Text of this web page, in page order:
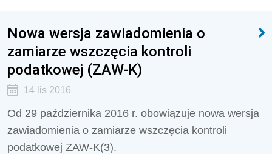
Nowa wersja zawiadomienia o
zamiarze wszczęcia kontroli
podatkowej (ZAW-K)
14 lis 2016
Od 29 października 2016 r. obowiązuje nowa wersja
zawiadomienia o zamiarze wszczęcia kontroli
podatkowej ZAW-K(3).